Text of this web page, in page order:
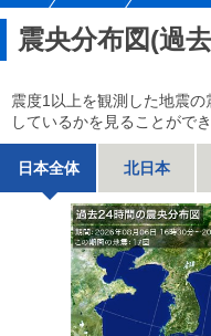
震央分布図(過
震度1以上を観測した地震
しているかを見ることができ
日本全体 北日本